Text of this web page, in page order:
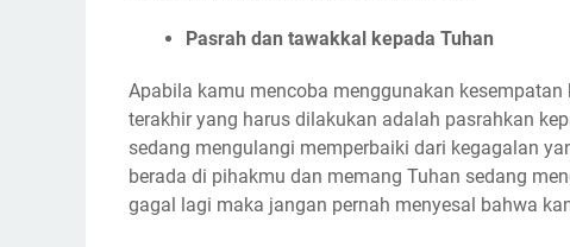
Pasrah dan tawakkal kepada Tuhan
Apabila kamu mencoba menggunakan
terakhir yang harus dilakukan adalah pasrahkan
sedang mengulangi memperbaiki dari kegagalan
berada di pihakmu dan memang Tuhan sedang
gagal lagi maka jangan pernah menyesal bahwa